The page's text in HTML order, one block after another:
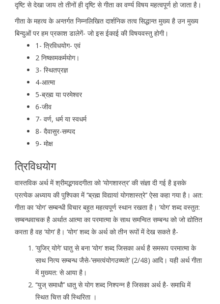
दृष्टि से देखा जाय तो तीनों ही दृष्टि से गीता का वर्ण्य विषय महत्वपूर्ण हो जाता है।
गीता के महत्व के अन्तर्गत निम्नलिखित दार्शनिक तत्व सिद्धान्त मुख्य है उन मुख्य
बिन्दुओं पर हम प्रकाश डालेगें- जो इस ईकाई की विषयवस्तु होगी।
1- त्रिविधयोग- एवं
2 निष्कामकर्मयोग।
3- स्थितप्रज्ञ
4-आत्मा
5-ब्रह्म या परमेश्वर
6-जीव
7- वर्ण, धर्म या स्वधर्म
8- दैवासुर-सम्पद
9- मोक्ष
त्रिविधयोग
वास्तविक अर्थ में श्रीमद्भगवदगीता को ‘योगशास्त्र‘ की संज्ञा दी गई है इसके
प्रत्येक अध्याय की पुश्पिका में ‘‘ब्रह्म विद्यायां योगशास्त्रे’’ ऐसा कहा गया है। अत:
गीता का ‘योग’ सम्बन्धी विचार बहुत महत्वपूर्ण स्थान रखता है। ‘योग’ शब्द वस्तुत:
सम्बन्धवाचक है अर्थात आत्मा का परमात्मा के साथ समन्वित सम्बन्ध को जो द्योतित
करता है वह ‘योग’ है। ‘योग’ शब्द के अर्थ को तीन रूपों में देख सकते है-
‘युजिर् योगे’ घातु से बना ‘योग’ शब्द जिसका अर्थ है समरूप परमात्मा के
साथ नित्य सम्बन्ध जैसे-’समत्वंयोगउच्यते’ (2/48) आदि। यही अर्थ गीता
में मुख्यत: से आया है।
‘‘युज् समाधौ’’ धातु से योग शब्द निश्पन्न है जिसका अर्थ है- समाधि में
स्थित चित्त की स्थिरिता ।